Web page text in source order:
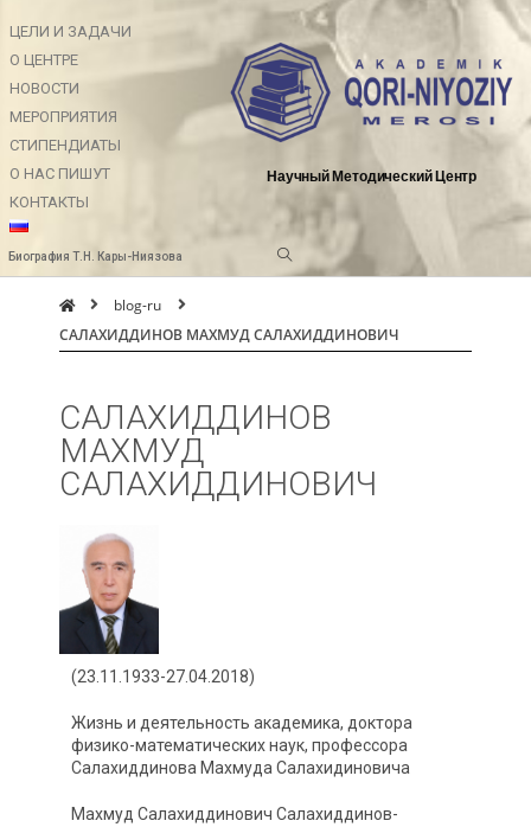
ЦЕЛИ И ЗАДАЧИ
О ЦЕНТРЕ
НОВОСТИ
МЕРОПРИЯТИЯ
СТИПЕНДИАТЫ
О НАС ПИШУТ
КОНТАКТЫ
Научный Методический Центр
Биография Т.Н. Кары-Ниязова
blog-ru
САЛАХИДДИНОВ МАХМУД САЛАХИДДИНОВИЧ
САЛАХИДДИНОВ
МАХМУД
САЛАХИДДИНОВИЧ
(23.11.1933-27.04.2018)
Жизнь и деятельность академика, доктора
физико-математических наук, профессора
Салахиддинова Махмуда Салахидиновича
Махмуд Салахиддинович Салахиддинов-